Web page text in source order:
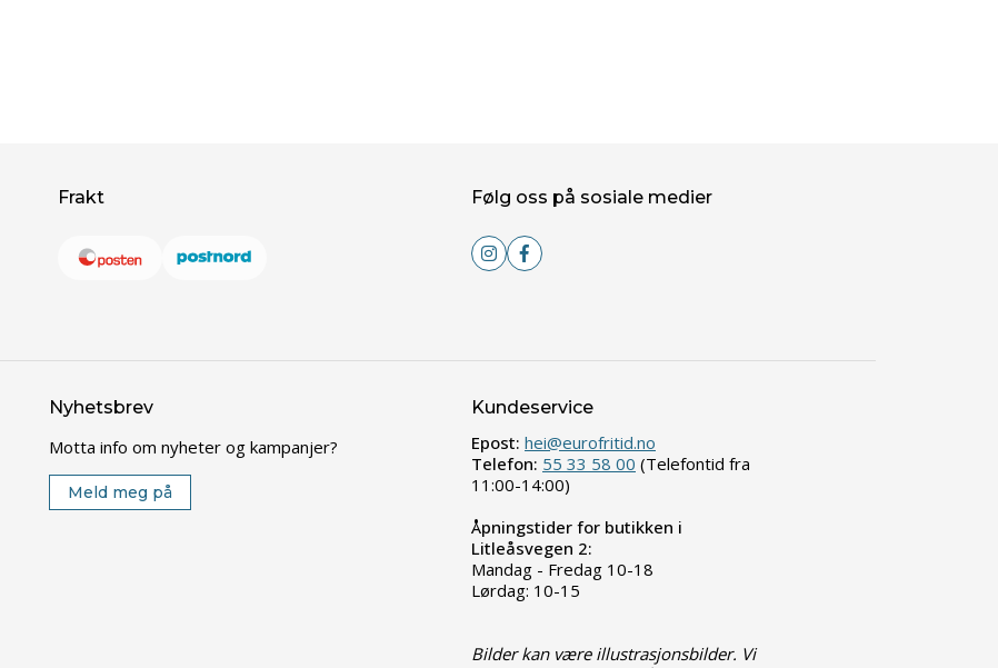
Frakt Følg oss på sosiale medier
Nyhetsbrev
Motta info om nyheter og kampanjer?
Meld meg på
Kundeservice
Epost: hei@eurofritid.no
Telefon: 55 33 58 00 (Telefontid fra
11:00-14:00)
Åpningstider for butikken i
Litleåsvegen 2:
Mandag - Fredag 10-18
Lørdag: 10-15
Bilder kan være illustrasjonsbilder. Vi